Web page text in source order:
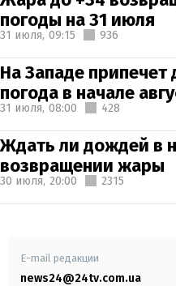
погоды на 31 июля
31 июля, 09:15 936
На Западе припечет
погода в начале
31 июля, 08:00 428
Ждать ли дождей в
возвращении жары
30 июля, 20:00 2315
E-mail редакции
news24@24tv.com.ua